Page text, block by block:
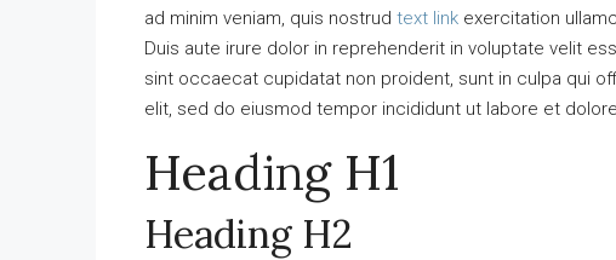
ad minim veniam, quis nostrud text link exercitation
Duis aute irure dolor in reprehenderit in voluptate velit
sint occaecat cupidatat non proident, sunt in culpa qui
elit, sed do eiusmod tempor incididunt ut labore et
Heading H1
Heading H2
145,000€
Venta de parcelas en nueva
viviendas unifamiliares en
vt-2154